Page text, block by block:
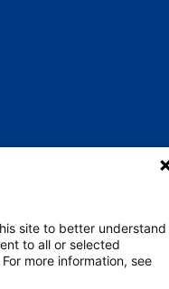
site to better understand
to all or selected
more information, see